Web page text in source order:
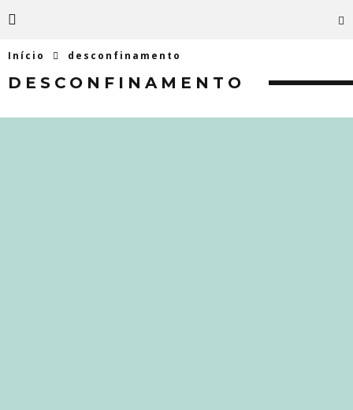
Início desconfinamento
DESCONFINAMENTO